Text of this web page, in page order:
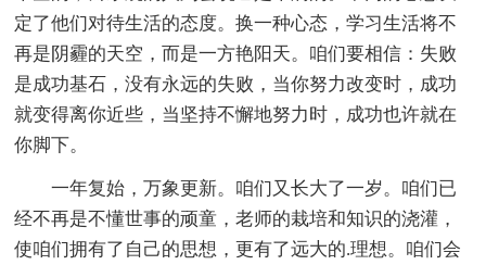
定了他们对待生活的态度。换一种心态，学习生活将不
再是阴霾的天空，而是一方艳阳天。咱们要相信：失败
是成功基石，没有永远的失败，当你努力改变时，成功
就变得离你近些，当坚持不懈地努力时，成功也许就在
你脚下。
一年复始，万象更新。咱们又长大了一岁。咱们已
经不再是不懂世事的顽童，老师的栽培和知识的浇灌，
使咱们拥有了自己的思想，更有了远大的.理想。咱们会